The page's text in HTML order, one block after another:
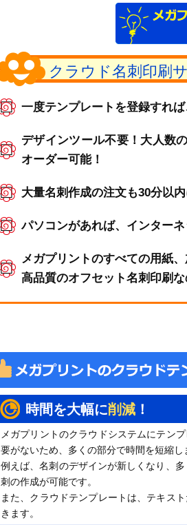
クラウド名刺印刷
一度テンプレートを登録すれ
デザインツール不要！大人数
オーダー可能！
大量名刺作成の注文も30分以
パソコンがあれば、インター
メガプリントのすべての用紙、
高品質のオフセット名刺印刷
時間を大幅に削減 ！
メガプリントのクラウドシステムにテン
要がないため、多くの部分で時間を短縮し
例えば、名刺のデザインが新しくなり、
刺の作成が可能です。
また、クラウドテンプレートは、テキス
きます。